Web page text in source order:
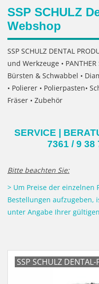
SSP SCHULZ
Webshop
SSP SCHULZ DENTAL
und Werkzeuge •
Bürsten & Schwabbel •
• Polierer • Polierpasten•
Fräser • Zubehör
SERVICE |
7361 / 9 38
Bitte beachten Sie:
> Um Preise der
Bestellungen aufzugeben,
unter Angabe Ihrer
SSP SCHULZ